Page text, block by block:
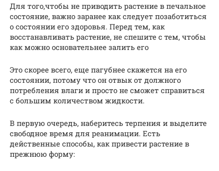
Для того,чтобы не приводить растение в печальное
состояние, важно заранее как следует позаботиться
о состоянии его здоровья. Перед тем, как
восстанавливать растение, не спешите с тем, чтобы
как можно основательнее залить его
Это скорее всего, еще пагубнее скажется на его
состоянии, потому что он отвык от должного
потребления влаги и просто не сможет справиться
с большим количеством жидкости.
В первую очередь, наберитесь терпения и выделите
свободное время для реанимации. Есть
действенные способы, как привести растение в
прежнюю форму: